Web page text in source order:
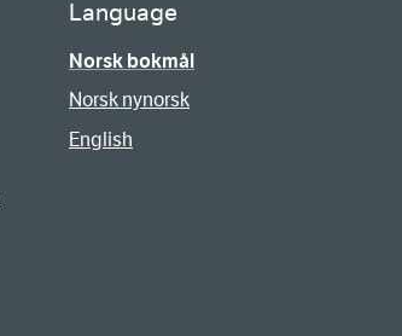
Language
Norsk bokmål
Norsk nynorsk
English